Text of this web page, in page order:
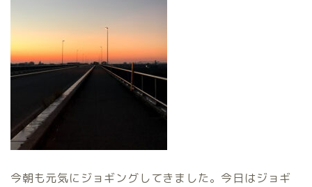
今朝も元気にジョギングしてきました。今日はジョギ